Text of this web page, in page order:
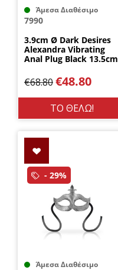
Άμεσα Διαθέσιμο
7990
3.9cm Ø Dark Desires
Alexandra Vibrating
Anal Plug Black 13.5cm
€68.80€48.80
ΤΟ ΘΕΛΩ!
- 29%
Άμεσα Διαθέσιμο